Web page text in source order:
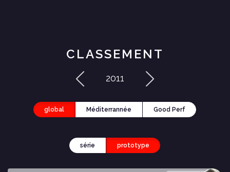
CLASSEMENT
2011
global Méditerrannée Good Perf
série prototype